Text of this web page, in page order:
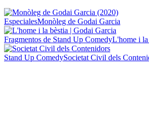
EspecialesMonòleg de Godai Garcia
Fragmentos de Stand Up ComedyL'home i la
Stand Up ComedySocietat Civil dels